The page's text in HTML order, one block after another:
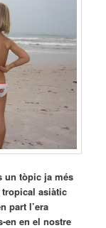
un tòpic ja més
asiàtic
part l’era
en en el nostre